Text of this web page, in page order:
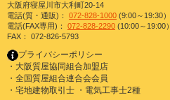
大阪府寝屋川市大利町20-14
電話(質・通販)： 072-828-1000 (9:00～19:30）
電話(FAX専用)： 072-828-2290 (10:00～19:00）
FAX： 072-826-5793
プライバシーポリシー
・大阪質屋協同組合加盟店
・全国質屋組合連合会会員
・宅地建物取引士 ・電気工事士2種